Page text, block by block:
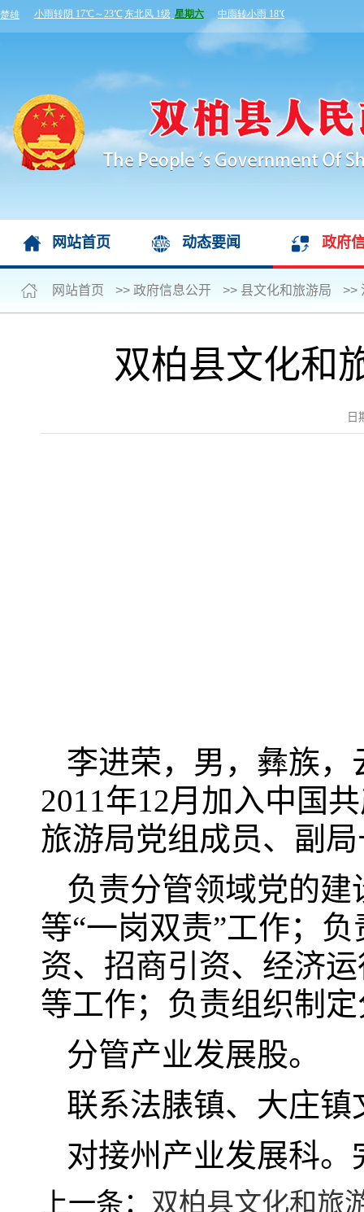
网站首页 动态要闻 政府
网站首页 >> 政府信息公开 >> 县文化和旅游局 >>
双柏县文化和
日
李进荣，男，彝族，
2011年12月加入中国
旅游局党组成员、副
负责分管领域党的
等“一岗双责”工作；
资、招商引资、经济
等工作；负责组织制
分管产业发展股。
联系法脿镇、大庄镇
对接州产业发展科
上一条： 双柏县文化和旅